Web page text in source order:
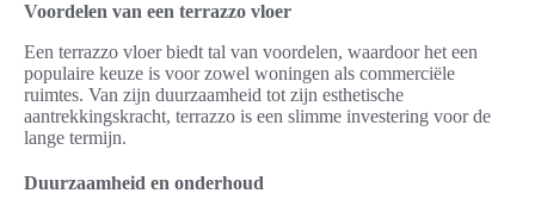
Voordelen van een terrazzo vloer
Een terrazzo vloer biedt tal van voordelen, waardoor het een
populaire keuze is voor zowel woningen als commerciële
ruimtes. Van zijn duurzaamheid tot zijn esthetische
aantrekkingskracht, terrazzo is een slimme investering voor de
lange termijn.
Duurzaamheid en onderhoud